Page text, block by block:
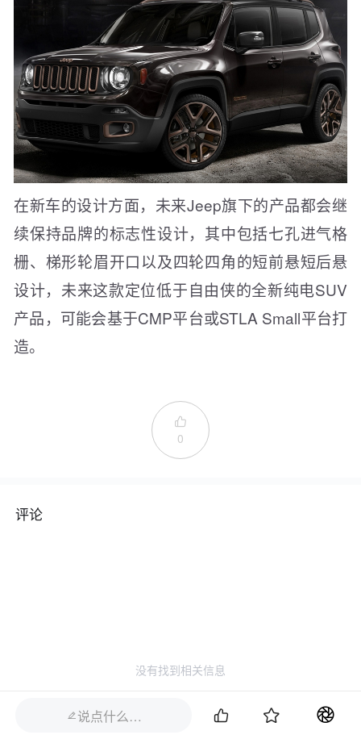
在新车的设计方面，未来Jeep旗下的产品都会继
续保持品牌的标志性设计，其中包括七孔进气格
栅、梯形轮眉开口以及四轮四角的短前悬短后悬
设计，未来这款定位低于自由侠的全新纯电SUV
产品，可能会基于CMP平台或STLA Small平台打
造。

0
评论
没有找到相关信息
说点什么…  